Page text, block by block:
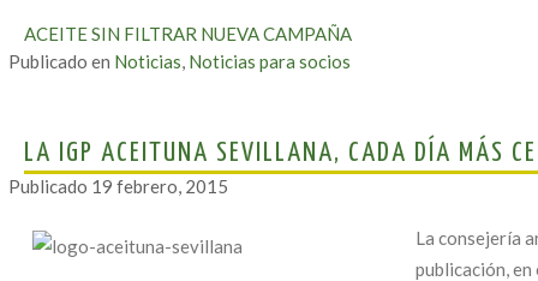
ACEITE SIN FILTRAR NUEVA CAMPAÑA
Publicado en Noticias, Noticias para socios
LA IGP ACEITUNA SEVILLANA, CADA DÍA MÁS
Publicado 19 febrero, 2015
La consejería
publicación,